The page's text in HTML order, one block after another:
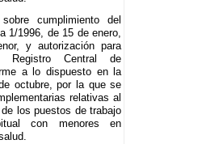
cumplimiento del
1/1996, de 15 de enero,
y autorización para
Registro Central de
a lo dispuesto en la
octubre, por la que se
relativas al
los puestos de trabajo
con menores en